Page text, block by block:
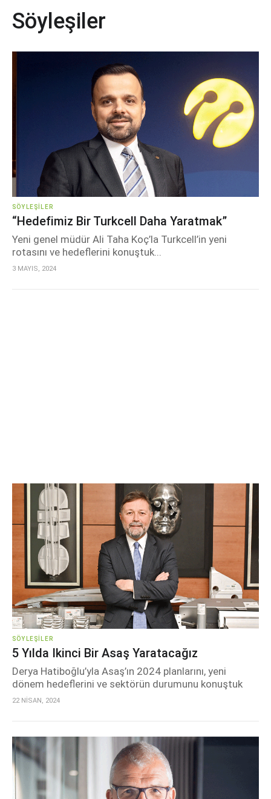
Söyleşiler
SÖYLEŞILER
“Hedefimiz Bir Turkcell Daha Yaratmak”
Yeni genel müdür Ali Taha Koç’la Turkcell’in yeni
rotasını ve hedeflerini konuştuk...
3 MAYIS, 2024
SÖYLEŞILER
5 Yılda Ikinci Bir Asaş Yaratacağız
Derya Hatiboğlu’yla Asaş’ın 2024 planlarını, yeni
dönem hedeflerini ve sektörün durumunu konuştuk
22 NİSAN, 2024